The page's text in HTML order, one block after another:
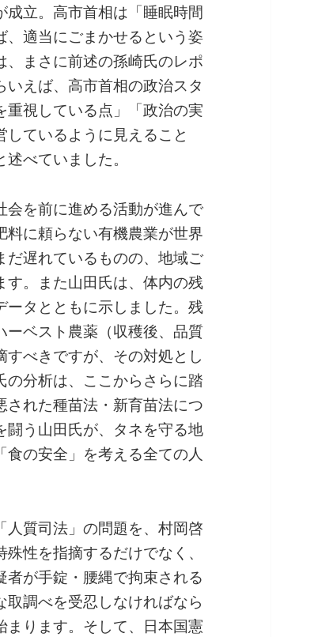
成立。高市首相は「睡眠時間
、適当にごまかせるという姿
まさに前述の孫崎氏のレポ
えば、高市首相の政治スタ
視している点」「政治の実
ているように見えること
べていました。
会を前に進める活動が進んで
に頼らない有機農業が世界
だ遅れているものの、地域ご
す。また山田氏は、体内の残
ータとともに示しました。残
ーベスト農薬（収穫後、品質
べきですが、その対処とし
分析は、ここからさらに踏
れた種苗法・新育苗法につ
闘う山田氏が、タネを守る地
の安全」を考える全ての人
質司法」の問題を、村岡啓
性を指摘するだけでなく、
者が手錠・腰縄で拘束される
調べを受忍しなければなら
ります。そして、日本国憲